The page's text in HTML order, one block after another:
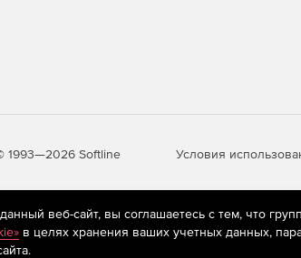
на их соответствие требованиям по
распорядительным документам.
и документацией.
1993—2026 Softline Условия
рекомендательные технологии
пользователей сети
веб-сайт, вы соглашаетесь с тем, что
в целях хранения ваших учетных данных,